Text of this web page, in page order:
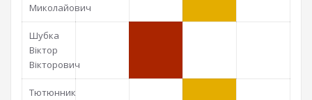
Миколайович
Шубка
Віктор
Вікторович
Тютюнник